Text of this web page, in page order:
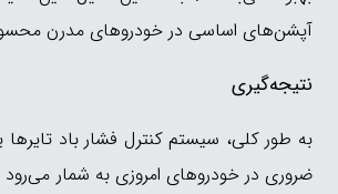
آپشن‌های اساسی در خودروهای مدرن
نتیجه‌گیری
به طور کلی، سیستم کنترل فشار باد تایرها
ضروری در خودروهای امروزی به شمار